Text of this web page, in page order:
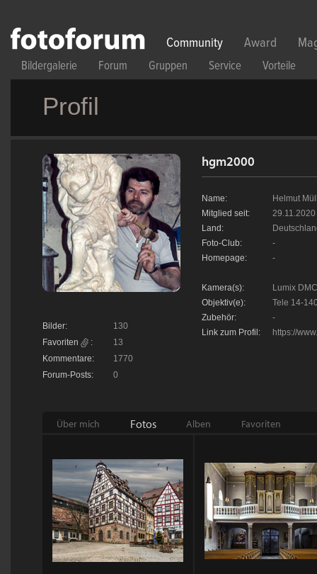
Community Award
Bildergalerie Forum Gruppen Service Vorteile
Profil
Bilder:
130
Favoriten
:
13
Kommentare:
1770
Forum-Posts:
0
hgm2000
Name:
Helmut
Mitglied seit:
29.11.2020
Land:
Foto-Club:
-
Homepage:
-
Kamera(s):
Lumix
Objektiv(e):
Tele 14-
Zubehör:
-
Link zum Profil:
https://
Über mich Fotos Alben Favoriten